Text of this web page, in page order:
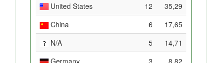
United States
12
35,29
China
6
17,65
N/A
5
14,71
Germany
3
8,82